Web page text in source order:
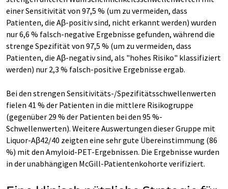
einer Sensitivität von 97,5 % (um zu vermeiden, dass
Patienten, die Aβ-positiv sind, nicht erkannt werden) wurden
nur 6,6 % falsch-negative Ergebnisse gefunden, während die
strenge Spezifität von 97,5 % (um zu vermeiden, dass
Patienten, die Aβ-negativ sind, als "hohes Risiko" klassifiziert
werden) nur 2,3 % falsch-positive Ergebnisse ergab.
Bei den strengen Sensitivitäts-/Spezifitätsschwellenwerten
fielen 41 % der Patienten in die mittlere Risikogruppe
(gegenüber 29 % der Patienten bei den 95 %-
Schwellenwerten). Weitere Auswertungen dieser Gruppe mit
Liquor-Aβ42/40 zeigten eine sehr gute Übereinstimmung (86
%) mit den Amyloid-PET-Ergebnissen. Die Ergebnisse wurden
in der unabhängigen McGill-Patientenkohorte verifiziert.